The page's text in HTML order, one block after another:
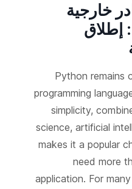
خارجية
إطلاق
Python remains
programming
simplicity,
science, artificial
makes it a popular
need more
application. For